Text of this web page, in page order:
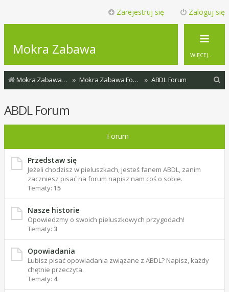
Zaloguj się
Zarejestruj się
Mokra Zabawa WIĘCEJ…
Mokra Zabawa - Wszystkie fora Mokra Zabawa Forum ABDL Forum
j
ABDL Forum
Forum
Przedstaw się
Jeżeli chodzisz w pieluszkach, jesteś fanem ABDL, zanim
zaczniesz pisać na forum napisz nam coś o sobie.
Tematy: 15
Nasze historie
Opowiedzmy o swoich pieluszkowych przygodach!
Tematy: 3
Opowiadania
Lubisz pisać opowiadania związane z ABDL? Napisz, każdy
chętnie przeczyta.
Tematy: 4